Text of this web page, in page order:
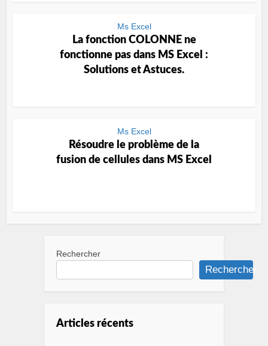
Ms Excel
La fonction COLONNE ne
fonctionne pas dans MS Excel :
Solutions et Astuces.
Ms Excel
Résoudre le problème de la
fusion de cellules dans MS Excel
Rechercher
Rechercher
Articles récents